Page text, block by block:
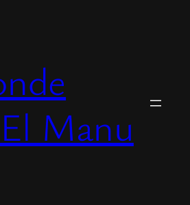
Manu